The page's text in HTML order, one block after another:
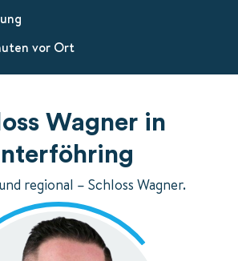
vor Ort
Wagner in
regional – Schloss Wagner.